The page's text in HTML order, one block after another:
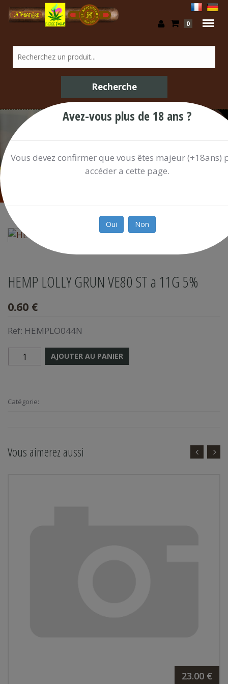
0
/ Shop
HEMP LOLLY GRUN VE80 ST a 11G 5%
0.60 €
Ref: HEMPLO044N
AJOUTER AU PANIER
Catégorie:
Vous aimerez aussi
23.00 €
Avez-vous plus de 18 ans ?
Vous devez confirmer que vous êtes majeur (+18ans)
accéder a cette page.
Oui Non